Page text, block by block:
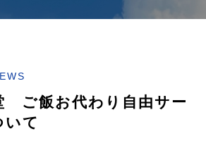
ご飯お代わり自由サー
いて